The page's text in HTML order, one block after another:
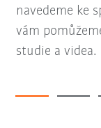
navedeme ke
vám
studie a videa.